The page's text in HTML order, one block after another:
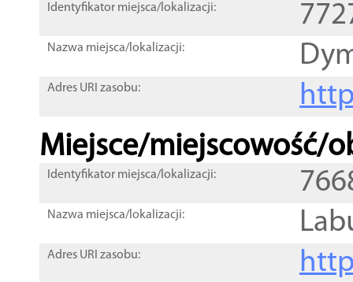
Identyfikator miejsca/lokalizacji:
Nazwa miejsca/lokalizacji:
Adres URI zasobu:
Miejsce/miejscowość/
Identyfikator miejsca/lokalizacji:
Nazwa miejsca/lokalizacji:
Adres URI zasobu: